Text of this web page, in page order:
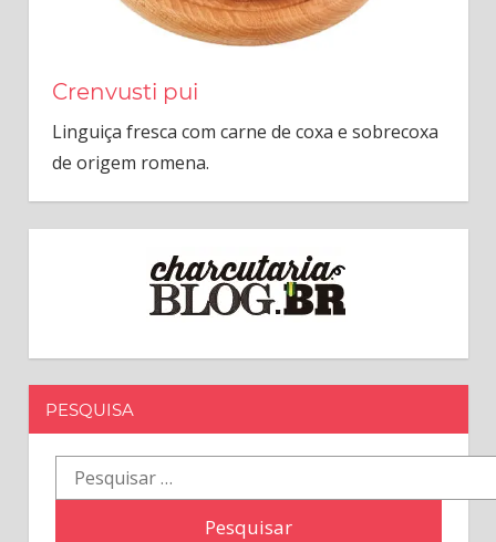
Crenvusti pui
Linguiça fresca com carne de coxa e sobrecoxa
de origem romena.
PESQUISA
Pesquisar
por: